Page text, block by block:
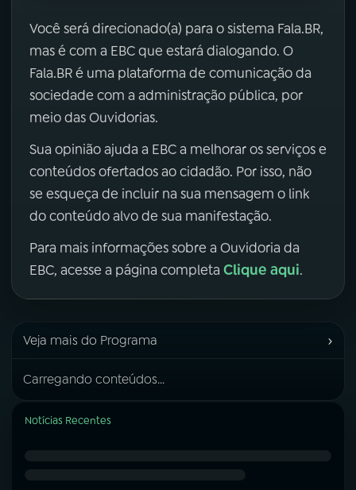
Você será direcionado(a) para o sistema Fala.BR,
mas é com a EBC que estará dialogando. O
Fala.BR é uma plataforma de comunicação da
sociedade com a administração pública, por
meio das Ouvidorias.
Sua opinião ajuda a EBC a melhorar os serviços e
conteúdos ofertados ao cidadão. Por isso, não
se esqueça de incluir na sua mensagem o link
do conteúdo alvo de sua manifestação.
Para mais informações sobre a Ouvidoria da
EBC, acesse a página completa Clique aqui.
Veja mais do Programa ›
Carregando conteúdos...
Notícias Recentes